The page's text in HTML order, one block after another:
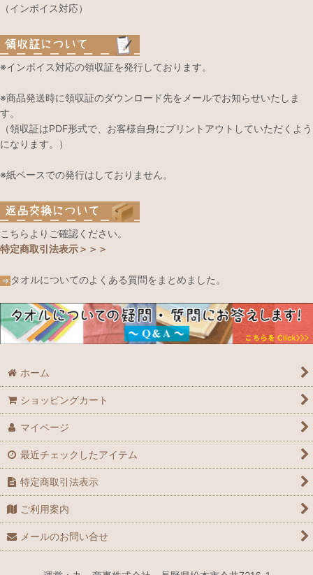
（インボイス対応）
※インボイス対応の領収証を発行しております。
※商品発送時に領収証のダウンロード先をメールでお知らせいたしま
す。
（領収証はPDF形式で、お客様自身にプリントアウトしていただくよう
になります。）
※紙ベースでの発行はしておりません。
こちらよりご確認ください。
特定商取引法表示＞＞＞
タオルについてのよくある質問をまとめました。
ホーム
ショッピングカート
マイページ
最近チェックしたアイテム
特定商取引法表示
ご利用案内
メールのお問い合せ